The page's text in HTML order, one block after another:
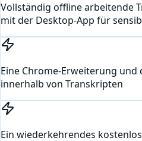
Vollständig offline arbeitende
mit der Desktop-App für
Eine Chrome-Erweiterung
innerhalb von Transkripten
Ein wiederkehrendes